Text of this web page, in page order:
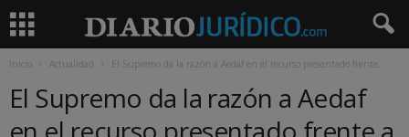
Inicio Actualidad El Supremo da la razón a Aedaf en el recurso presentado frente...
El Supremo da la razón a Aedaf